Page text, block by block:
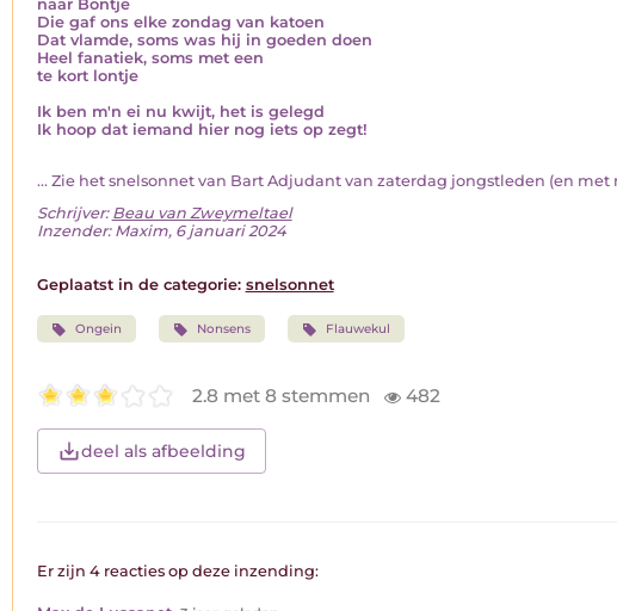
naar Bontje
Die gaf ons elke zondag van katoen
Dat vlamde, soms was hij in goeden doen
Heel fanatiek, soms met een
te kort lontje
Ik ben m'n ei nu kwijt, het is gelegd
Ik hoop dat iemand hier nog iets op zegt!
... Zie het snelsonnet van Bart Adjudant van zaterdag jongstleden (en met
Schrijver: Beau van Zweymeltael
Inzender: Maxim, 6 januari 2024
Geplaatst in de categorie: snelsonnet
Ongein Nonsens Flauwekul
2.8 met 8 stemmen 482
deel als afbeelding
Er zijn 4 reacties op deze inzending: